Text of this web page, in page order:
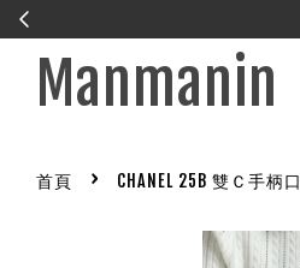
Manmanin
首頁 › CHANEL 25B 雙Ｃ手